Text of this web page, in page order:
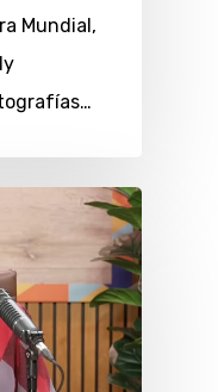
Mundial,